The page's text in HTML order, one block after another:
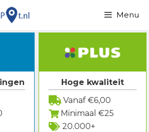
Menu
Hoge kwaliteit
Vanaf €6,00
Minimaal €25
20.000+